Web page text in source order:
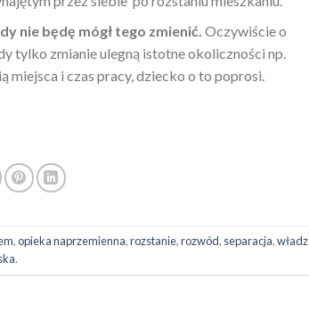
nie będę mógł tego zmienić. Oczywiście o
tylko zmianie ulegną istotne okoliczności np.
miejsca i czas pracy, dziecko o to poprosi.
,opieka naprzemienna,rozstanie,rozwód, separacja,
.